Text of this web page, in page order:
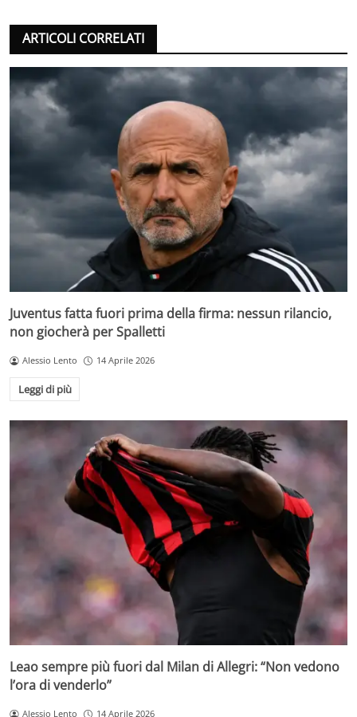
ARTICOLI CORRELATI
Juventus fatta fuori prima della firma: nessun rilancio,
non giocherà per Spalletti
Alessio Lento 14 Aprile 2026
Leggi di più
Leao sempre più fuori dal Milan di Allegri: “Non vedono
l’ora di venderlo”
Alessio Lento 14 Aprile 2026